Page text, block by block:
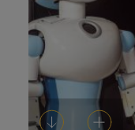
DescargarAñadir al carrito